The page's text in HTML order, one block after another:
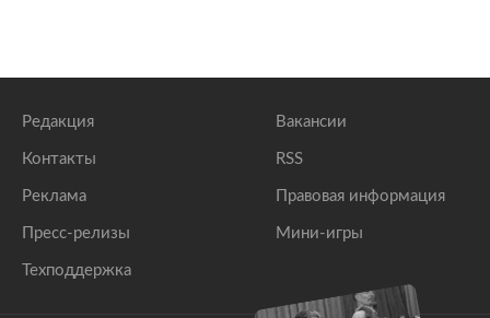
Редакция
Контакты
Реклама
Пресс-релизы
Техподдержка
Вакансии
RSS
Правовая информация
Мини-игры